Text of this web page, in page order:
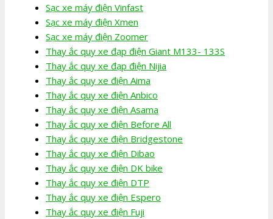
Sạc xe máy điện Vinfast
Sạc xe máy điện Xmen
Sạc xe máy điện Zoomer
Thay ắc quy xe đạp điện Giant M133- 133S
Thay ắc quy xe đạp điện Nijia
Thay ắc quy xe điện Aima
Thay ắc quy xe điện Anbico
Thay ắc quy xe điện Asama
Thay ắc quy xe điện Before All
Thay ắc quy xe điện Bridgestone
Thay ắc quy xe điện Dibao
Thay ắc quy xe điện DK bike
Thay ắc quy xe điện DTP
Thay ắc quy xe điện Espero
Thay ắc quy xe điện Fuji